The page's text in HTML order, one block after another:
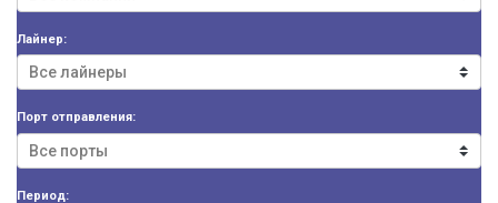
Лайнер:
Порт отправления:
Период: